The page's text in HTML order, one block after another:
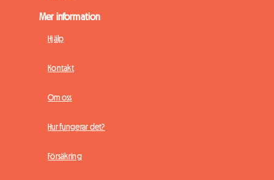
Mer information
Hjälp
Kontakt
Om oss
Hur fungerar det?
Försäkring